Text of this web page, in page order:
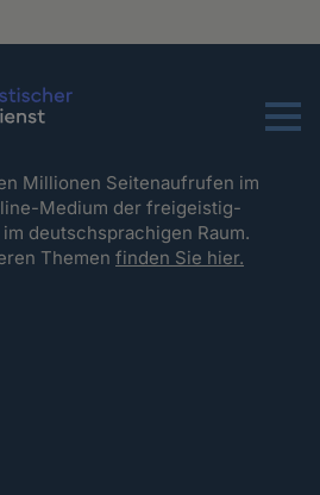
Menu
Millionen Seitenaufrufen im
Medium der freigeistig-
deutschsprachigen Raum.
Themenfinden Sie hier.